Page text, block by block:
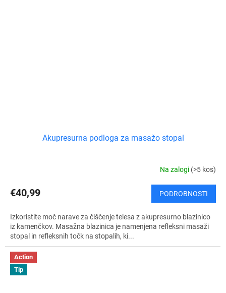
Akupresurna podloga za masažo stopal
Na zalogi (>5 kos)
€40,99 PODROBNOSTI
Izkoristite moč narave za čiščenje telesa z akupresurno blazinico
iz kamenčkov. Masažna blazinica je namenjena refleksni masaži
stopal in refleksnih točk na stopalih, ki...
Action
Tip